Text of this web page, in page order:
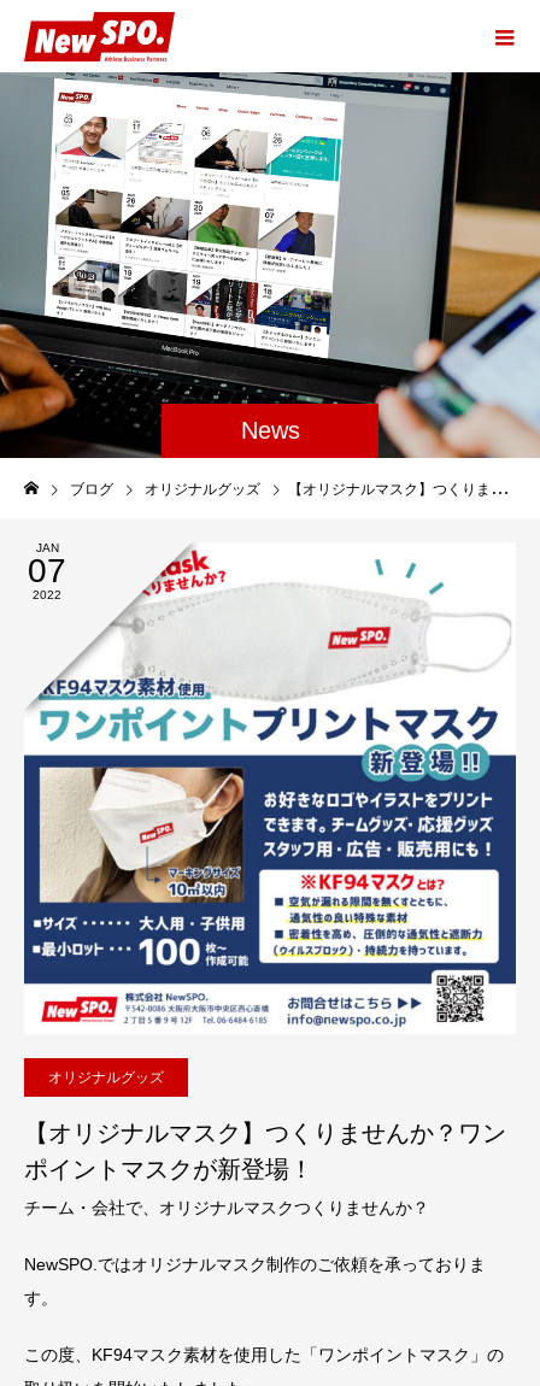
News
ブログ オリジナルグッズ 【オリジナルマスク】つくりませんか？ワンポイントマスクが新登場！
JAN
07
2022
オリジナルグッズ
【オリジナルマスク】つくりませんか？ワン
ポイントマスクが新登場！
チーム・会社で、オリジナルマスクつくりませんか？
NewSPO.ではオリジナルマスク制作のご依頼を承っておりま
す。
この度、KF94マスク素材を使用した「ワンポイントマスク」の